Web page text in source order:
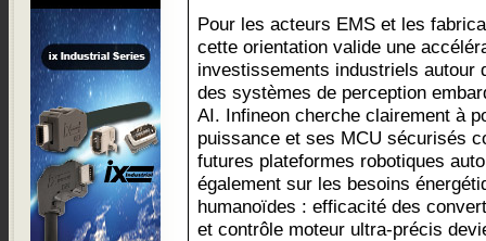
Pour les acteurs EMS et les
cette orientation valide une
investissements industriels autour
des systèmes de perception
AI. Infineon cherche clairement à
puissance et ses MCU sécurisés
futures plateformes robotiques
également sur les besoins
humanoïdes : efficacité des
et contrôle moteur ultra-précis